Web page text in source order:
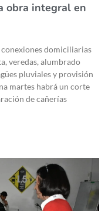
obra integral en
domiciliarias
veredas, alumbrado
pluviales y provisión
martes habrá un corte
de cañerías